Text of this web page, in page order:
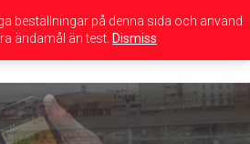
beställningar på denna sida och använd
ändamål än test. Dismiss